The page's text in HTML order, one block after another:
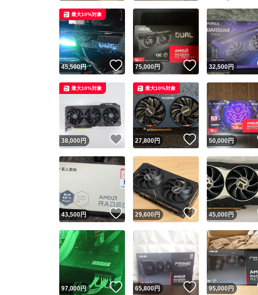
Yahoo!フリマが定
安心取引出品者
安心取引出品者
取引実績
取引実績◯+
他フリマ実績
スピード&安心発送
※このバッジは実績に
スピード＆安心
スピード発送
安心発送
商品画像の
1
45,500円 いいね！
最大10%対象
75,000円 いいね！
32,500円
38,000 円 いいね！
最大10%対象
27,800円 いいね！
最大10%対象
50,000円
43,500円 いいね！
29,600円 いいね！
45,000円
97,000円 いいね！
65,800円 いいね！
95,000円